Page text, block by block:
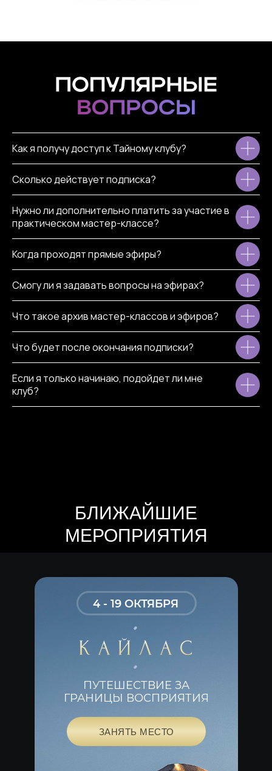
Как я получу доступ к Тайному клубу?
Сколько действует подписка?
Нужно ли дополнительно платить за участие в
практическом мастер-классе?
Когда проходят прямые эфиры?
Смогу ли я задавать вопросы на эфирах?
Что такое архив мастер-классов и эфиров?
Что будет после окончания подписки?
Если я только начинаю, подойдет ли мне
клуб?
БЛИЖАЙШИЕ
МЕРОПРИЯТИЯ
ПУТЕШЕСТВИЕ ЗА
ГРАНИЦЫ ВОСПРИЯТИЯ
4 - 19 ОКТЯБРЯ
ЗАНЯТЬ МЕСТО